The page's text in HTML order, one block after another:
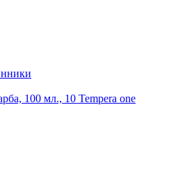
100 мл., 10 Tempera one